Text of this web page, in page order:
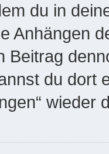
du in
Anhängen
Beitrag
du dort
wieder